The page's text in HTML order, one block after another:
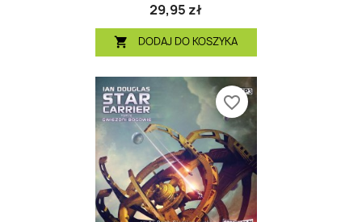
29,95 zł
 DODAJ DO KOSZYKA
favorite_border